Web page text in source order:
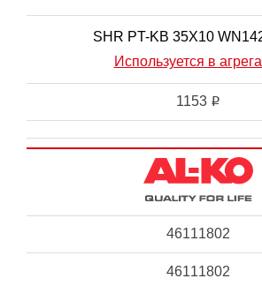
SHR PT-KB 35X10
Используется в
1153 i
46111802
46111802